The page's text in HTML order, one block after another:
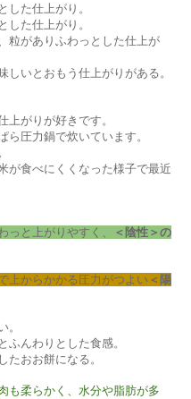
した仕上がり。
した仕上がり。
粒がありふわっとした仕上が
しいとおもう仕上がりがある。
上がりが好きです。
圧力鍋で炊いています。
が食べにくくなった様子で最近
っと上がりやすく、
＜陰性＞の
上からかかる圧力がつよい ＜陽
。
んわりとした食感。
たおお餅になる。
も柔らかく、水分や脂肪が多